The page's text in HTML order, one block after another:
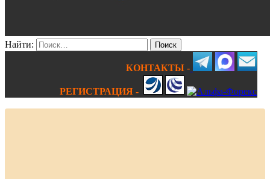
Найти:
КОНТАКТЫ -
РЕГИСТРАЦИЯ -